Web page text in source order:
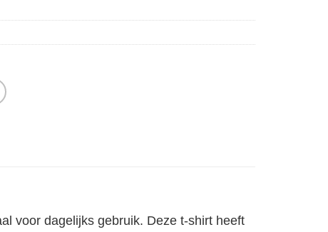
voor dagelijks gebruik. Deze t-shirt heeft